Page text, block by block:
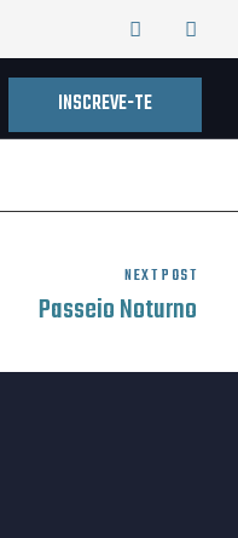
INSCREVE-TE
NEXT POST
Passeio Noturno